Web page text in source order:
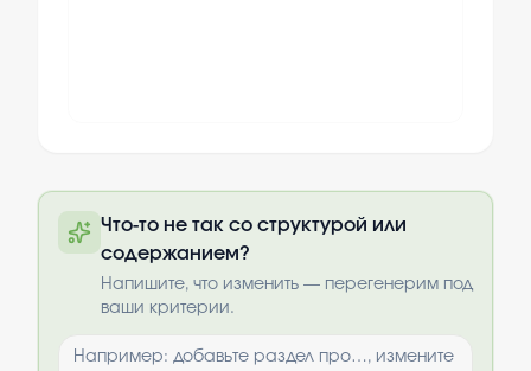
оплаты
Что-то не так со структурой или
содержанием?
Напишите, что изменить — перегенерим под
ваши критерии.